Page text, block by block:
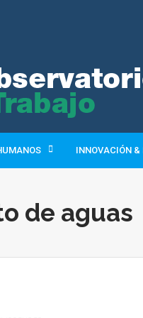
INNOVACIÓN &
de aguas